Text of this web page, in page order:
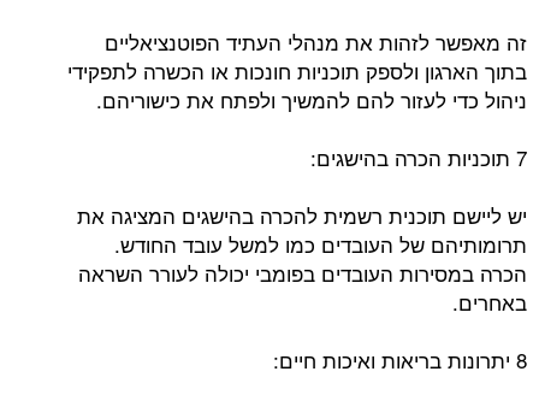
זה מאפשר לזהות את מנהלי העתיד הפוטנציאליים
בתוך הארגון ולספק תוכניות חונכות או הכשרה לתפקידי
ניהול כדי לעזור להם להמשיך ולפתח את כישוריהם.
7 תוכניות הכרה בהישגים:
יש ליישם תוכנית רשמית להכרה בהישגים המציגה את
תרומותיהם של העובדים כמו למשל עובד החודש.
הכרה במסירות העובדים בפומבי יכולה לעורר השראה
באחרים.
8 יתרונות בריאות ואיכות חיים: